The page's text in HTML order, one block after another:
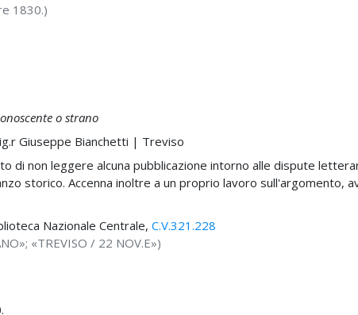
1830.)
o strano
Giuseppe Bianchetti | Treviso
di non leggere alcuna pubblicazione intorno alle dispute
storico. Accenna inoltre a un proprio lavoro sull'argomento,
Nazionale Centrale, C.V.321.228
«TREVISO / 22 NOV.E»)